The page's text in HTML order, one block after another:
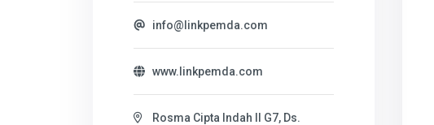
info@linkpemda.com
www.linkpemda.com
Rosma Cipta Indah II G7, Ds.